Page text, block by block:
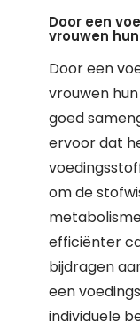
Door een
vrouwen
Door een
vrouwen
goed
ervoor dat
om de
efficiënter
bijdragen
een
individuele